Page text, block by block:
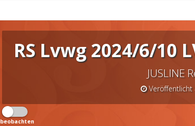
RS Lvwg 2024/6/10
JUSLINE
Veröffentlicht
beobachten